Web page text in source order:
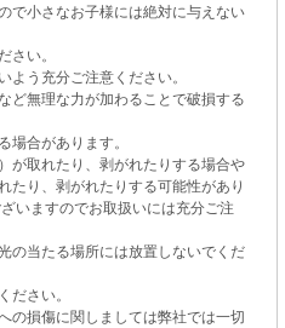
で小さなお子様には絶対に与えない
さい。
う充分ご注意ください。
ど無理な力が加わることで破損する
合があります。
が取れたり、剥がれたりする場合や
り、剥がれたりする可能性があり
ますのでお取扱いには充分ご注
の当たる場所には放置しないでくだ
ださい。
の損傷に関しましては弊社では一切